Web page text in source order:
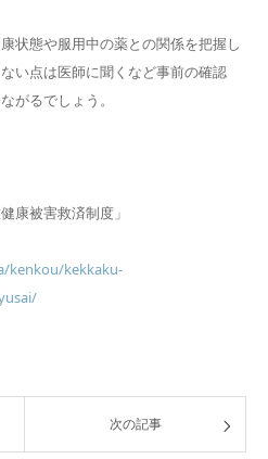
状態や服用中の薬との関係を把握し
い点は医師に聞くなど事前の確認
がるでしょう。
康被害救済制度」
kenkou/kekkaku-
次の記事